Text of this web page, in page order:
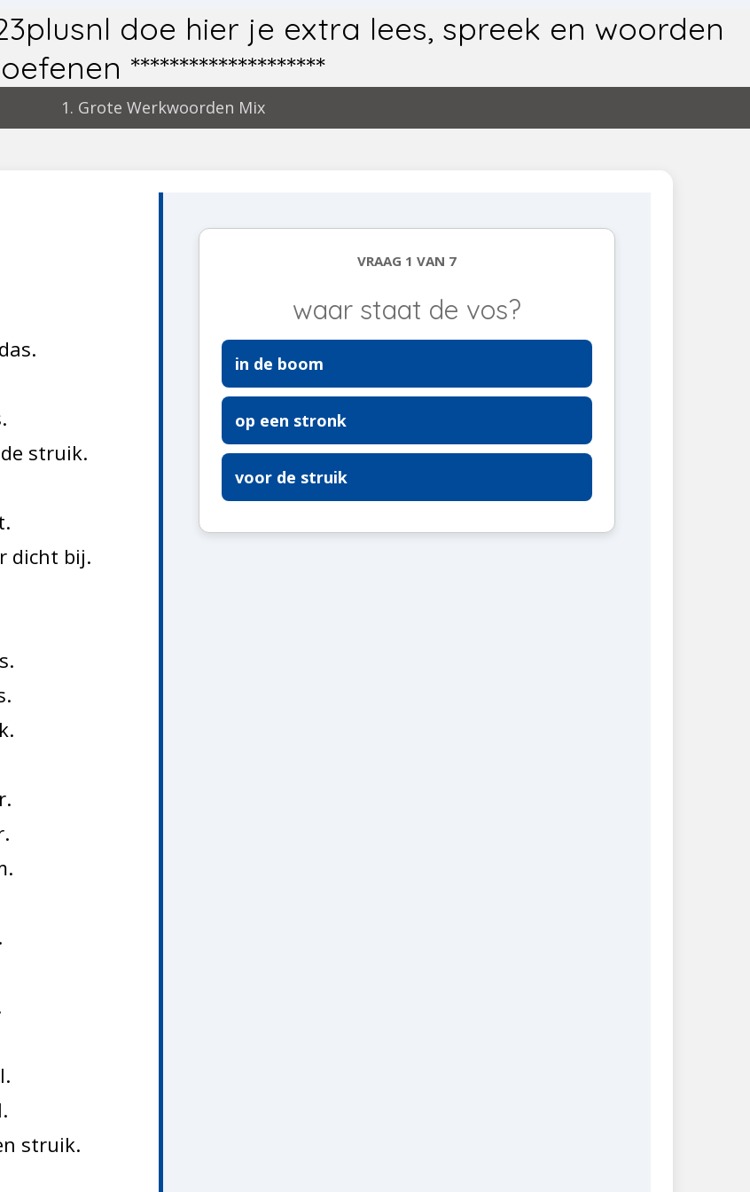
doe hier je extra lees, spreek en woorden
oefenen ********************
1. Grote Werkwoorden Mix
struik.
dicht bij.
struik.
VRAAG 1 VAN 7
waar staat de vos?
in de boom
op een stronk
voor de struik